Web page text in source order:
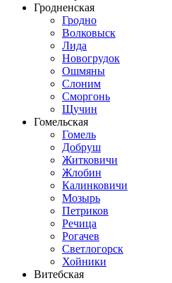
Гродненская
Гродно
Волковыск
Лида
Новогрудок
Ошмяны
Слоним
Сморгонь
Щучин
Гомельская
Гомель
Добруш
Житковичи
Жлобин
Калинковичи
Мозырь
Петриков
Речица
Рогачев
Светлогорск
Хойники
Витебская